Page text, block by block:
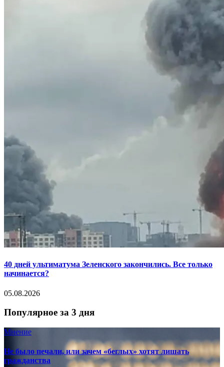
40 дней ультиматума Зеленского закончились. Все только
начинается?
05.08.2026
Популярное за 3 дня
Мнение
Не было печали, или зачем «беглых» хотят лишать
гражданства